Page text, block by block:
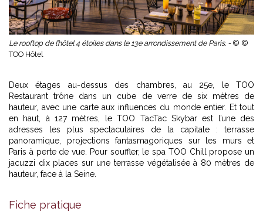
Le rooftop de l’hôtel 4 étoiles dans le 13e arrondissement de Paris. - © ©
TOO Hôtel
Deux étages au-dessus des chambres, au 25e, le TOO
Restaurant trône dans un cube de verre de six mètres de
hauteur, avec une carte aux influences du monde entier. Et tout
en haut, à 127 mètres, le TOO TacTac Skybar est l’une des
adresses les plus spectaculaires de la capitale : terrasse
panoramique, projections fantasmagoriques sur les murs et
Paris à perte de vue. Pour souffler, le spa TOO Chill propose un
jacuzzi dix places sur une terrasse végétalisée à 80 mètres de
hauteur, face à la Seine.
Fiche pratique